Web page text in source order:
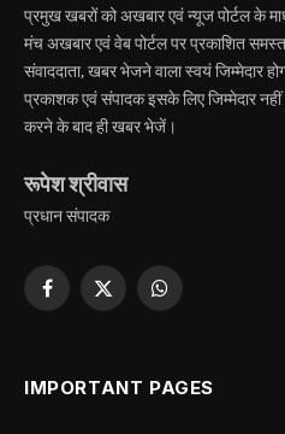
प्रमुख खबरों को अखबार एवं न्यूज पोर्टल के
मंच अखबार एवं वेब पोर्टल पर प्रकाशित समस्त
संवाददाता, खबर भेजने वाला स्वयं जिम्मेदार
प्रकाशक एवं संपादक इसके लिए जिम्मेदार
करने के बाद ही खबर भेजें।
रूपेश श्रीवास
प्रधान संपादक
Facebook
X
WhatsApp
IMPORTANT PAGES